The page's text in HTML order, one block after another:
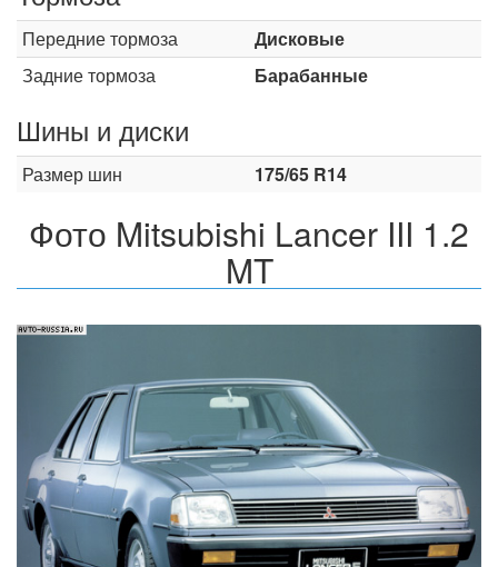
Передние тормоза
Дисковые
Задние тормоза
Барабанные
Шины и диски
Размер шин 175/65 R14
Фото Mitsubishi Lancer III 1.2
MT
Назад